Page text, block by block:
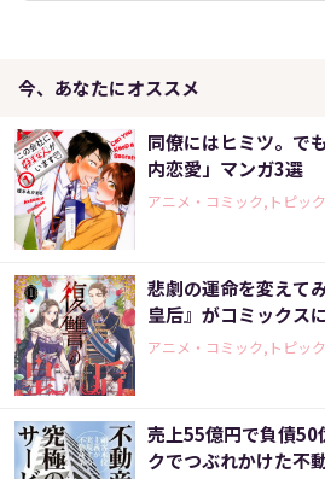
今、あなたにオススメ
同僚にはヒミツ。で
内恋愛」マンガ3選
アニメ・コミック,トピッ
悲劇の運命を変えて
皇后』がコミックスに
アニメ・コミック,トピッ
売上55億円で負債
クでつぶれかけた不